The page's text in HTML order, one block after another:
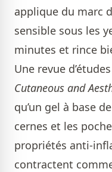
applique du marc
sensible sous les
minutes et rince
Une revue
Cutaneous and
qu’un gel à base
cernes et les
propriétés anti-
contractent